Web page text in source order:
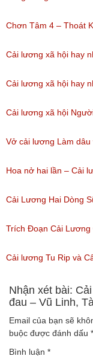
Chơn Tâm 4 – Thoát
267)
Cải lương xã hội hay
Thủy
(Lượt nghe: 776)
Cải lương xã hội hay
Cải lương xã hội
nghe: 473)
Vở cải lương Làm
nghe: 383)
Hoa nở hai lần – Cải
Ngân, NSƯT Vũ Linh
(Lượt nghe: 191)
Cải Lương Hai Dòng
Minh Vương, Linh
(Lượt nghe: 609)
Trích Đoạn Cải Lương
(Lượt nghe: 285)
Cải lương Tu Rip và
Nhận xét bài:
đau – Vũ Linh,
Email của bạn sẽ
buộc được đánh dấu *
Bình luận *